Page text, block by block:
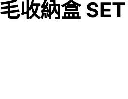
收納盒 SET